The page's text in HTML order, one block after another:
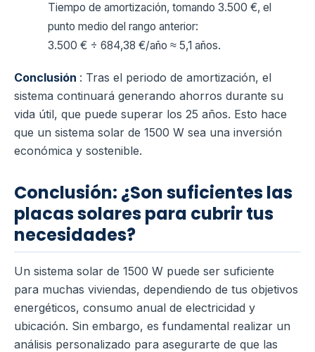
Tiempo de amortización, tomando 3.500 €, el
punto medio del rango anterior:
3.500 € ÷ 684,38 €/año ≈ 5,1 años.
Conclusión : Tras el periodo de amortización, el
sistema continuará generando ahorros durante su
vida útil, que puede superar los 25 años. Esto hace
que un sistema solar de 1500 W sea una inversión
económica y sostenible.
Conclusión: ¿Son suficientes las
placas solares para cubrir tus
necesidades?
Un sistema solar de 1500 W puede ser suficiente
para muchas viviendas, dependiendo de tus objetivos
energéticos, consumo anual de electricidad y
ubicación. Sin embargo, es fundamental realizar un
análisis personalizado para asegurarte de que las